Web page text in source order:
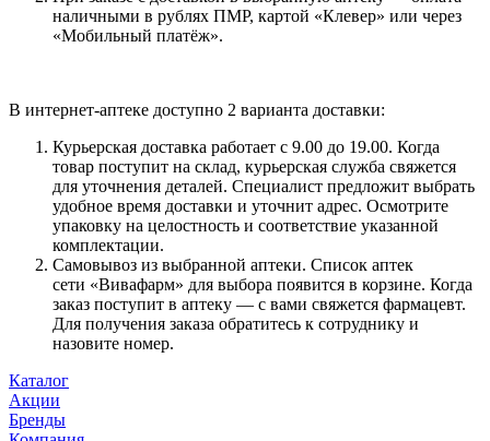
наличными в рублях ПМР, картой «Клевер» или через
«Мобильный платёж».
В интернет-аптеке доступно 2 варианта доставки:
Курьерская доставка работает с 9.00 до 19.00. Когда
товар поступит на склад, курьерская служба свяжется
для уточнения деталей. Специалист предложит выбрать
удобное время доставки и уточнит адрес. Осмотрите
упаковку на целостность и соответствие указанной
комплектации.
Самовывоз из выбранной аптеки. Список аптек
сети «Вивафарм» для выбора появится в корзине. Когда
заказ поступит в аптеку — с вами свяжется фармацевт.
Для получения заказа обратитесь к сотруднику и
назовите номер.
Каталог
Акции
Бренды